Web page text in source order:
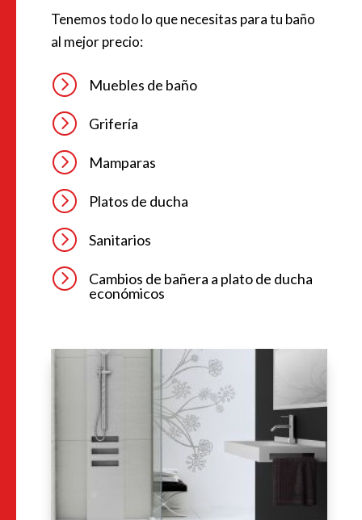
Tenemos todo lo que necesitas para tu baño
al mejor precio:
= Muebles de baño
= Grifería
= Mamparas
= Platos de ducha
= Sanitarios
=
Cambios de bañera a plato de ducha
económicos